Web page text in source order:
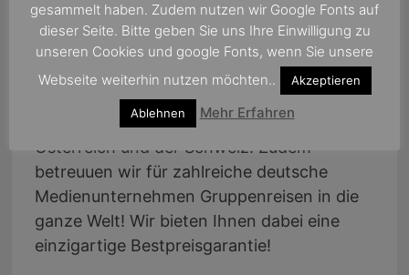
ÜBER UNS
Wir sind eine Kreuzfahrtagentur mit
jahrelanger Erfahrung in der Betreuung von
individuellen Kunden aus ganz Deutschland,
Österreich und der Schweiz. Zudem
betreuuen wir für zahlreiche deutsche
Medienunternehmen Gruppenreisen in die
ganze Welt! Wir bieten Ihnen dabei eine
einzigartige Bestpreisgarantie!
gesammelt haben. Zudem nutzen wir Google Fonts auf
dieser Seite. Bitte geben Sie uns Ihre Einwilligung zu
unseren Cookies und google Fonts, wenn Sie unsere
Webseite weiterhin nutzen möchten..
Akzeptieren
Ablehnen Mehr Erfahren